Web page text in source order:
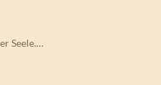
Seele.…